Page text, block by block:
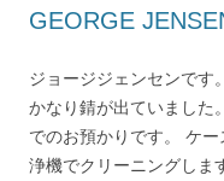
GEORGE
ジョージジェンセンです
かなり錆が出ていました
でのお預かりです。 ケ
浄機でクリーニングし